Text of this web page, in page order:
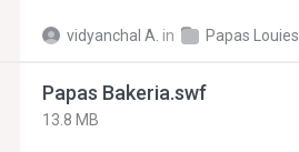
vidyanchal A. in Papas Louies
Papas Bakeria.swf
13.8 MB